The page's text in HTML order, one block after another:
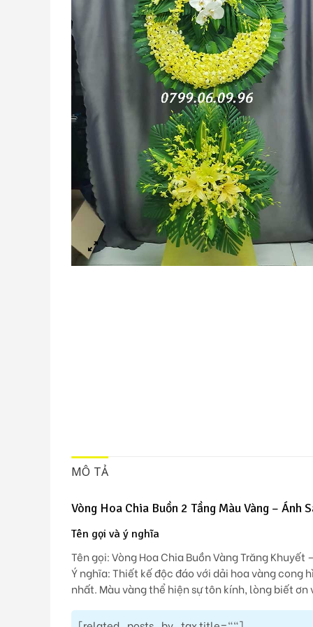
MÔ TẢ
Vòng Hoa Chia Buồn 2 Tầng Màu Vàng – Ánh
Tên gọi và ý nghĩa
Tên gọi:Vòng Hoa Chia Buồn Vàng Trăng Khuyết
Ý nghĩa:Thiết kế độc đáo với dải hoa vàng cong
nhất. Màu vàng thể hiện sự tôn kính, lòng biết